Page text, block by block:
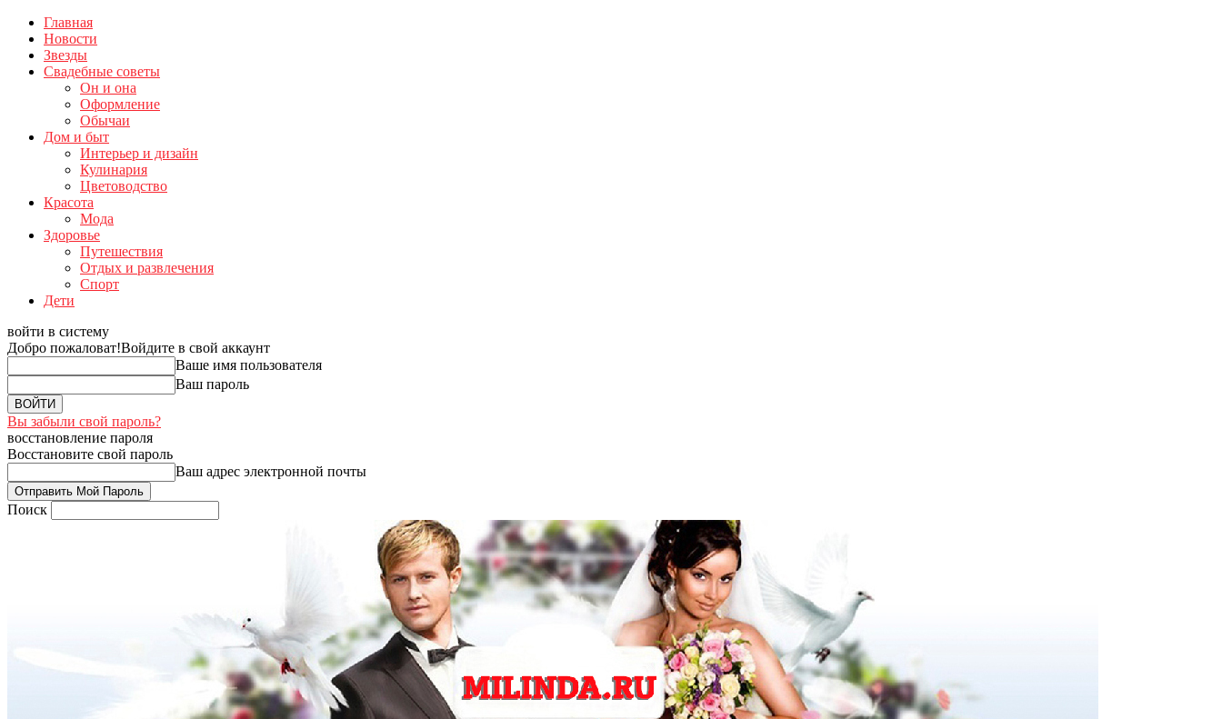
Главная
Новости
Звезды
Свадебные советы
Он и она
Оформление
Обычаи
Дом и быт
Интерьер и дизайн
Кулинария
Цветоводство
Красота
Мода
Здоровье
Путешествия
Отдых и развлечения
Спорт
Дети
войти в систему
Добро пожаловат!Войдите в свой аккаунт
Ваше имя пользователя
Ваш пароль
Вы забыли свой пароль?
восстановление пароля
Восстановите свой пароль
Ваш адрес электронной почты
Поиск